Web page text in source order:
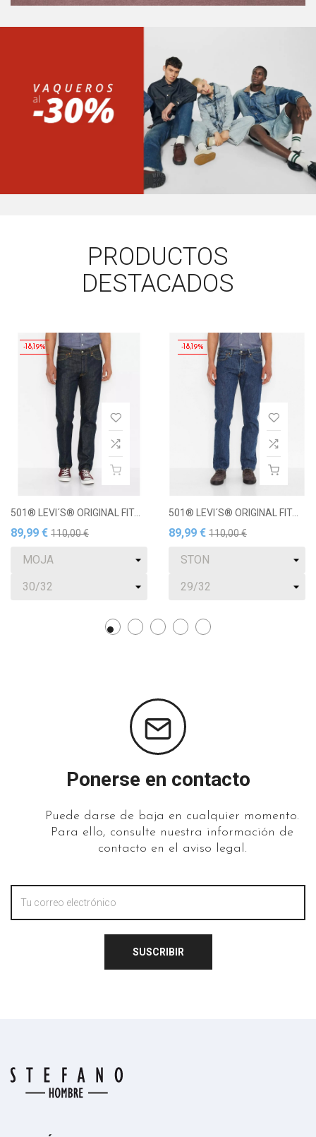
PRODUCTOS
DESTACADOS
LEVI´S® ORIGINAL FIT...
€ 110,00 €
501® LEVI´S® ORIGINAL FIT...
89,99 € 110,00 €
Ponerse en contacto
Puede darse de baja en cualquier momento.
Para ello, consulte nuestra información de
contacto en el aviso legal.
SUSCRIBIR